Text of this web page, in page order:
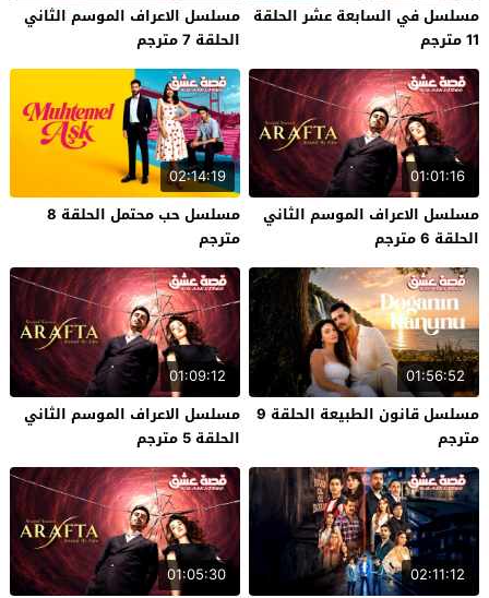
مسلسل في السابعة عشر الحلقة
11 مترجم
مسلسل الاعراف الموسم الثاني
الحلقة 7 مترجم
01:01:16
مسلسل الاعراف الموسم الثاني
الحلقة 6 مترجم
02:14:19
مسلسل حب محتمل الحلقة 8
مترجم
01:56:52
مسلسل قانون الطبيعة الحلقة 9
مترجم
01:09:12
مسلسل الاعراف الموسم الثاني
الحلقة 5 مترجم
02:11:12
01:05:30